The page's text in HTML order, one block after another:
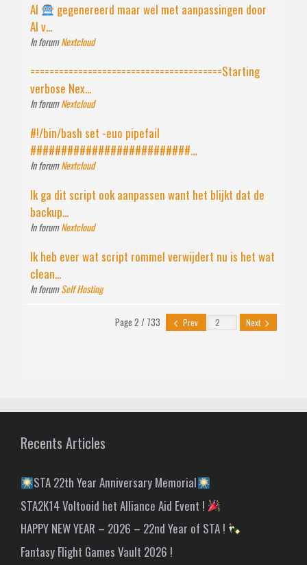
AI
gegenereerd maar wel met aanpassingen door
AI v...
In forumNextcloud
========================================Starting
verbose Nex...
In forumNextcloud
#!/bin/bash set -euo pipefail
##########################...
In forumNextcloud
Ik ga dit script ook aanpassen want het blijkt dat de
backup...
In forumNextcloud
Ik heb ever wat script rommel verwijdert nu is het wat
clean...
In forumSelf Hosting
Page 2 / 733 Prev Next
Recents Articles
STA 22th Year Anniversary Memorial
STA2K14 Voltooid het Alliance Aid Event !
HAPPY NEW YEAR – 2026 – 22nd Year of STA !
Fantasy Flight Games Vault 2026 !